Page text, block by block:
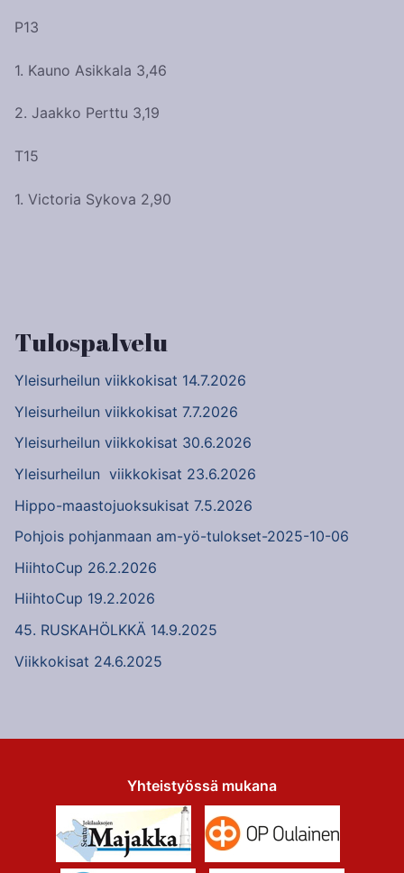
P13
1. Kauno Asikkala 3,46
2. Jaakko Perttu 3,19
T15
1. Victoria Sykova 2,90
Tulospalvelu
Yleisurheilun viikkokisat 14.7.2026
Yleisurheilun viikkokisat 7.7.2026
Yleisurheilun viikkokisat 30.6.2026
Yleisurheilun viikkokisat 23.6.2026
Hippo-maastojuoksukisat 7.5.2026
Pohjois pohjanmaan am-yö-tulokset-2025-10-06
HiihtoCup 26.2.2026
HiihtoCup 19.2.2026
45. RUSKAHÖLKKÄ 14.9.2025
Viikkokisat 24.6.2025
Yhteistyössä mukana